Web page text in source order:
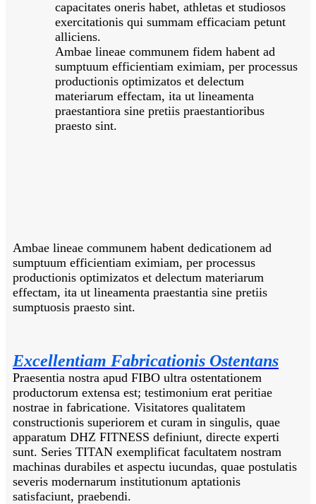
capacitates oneris habet, athletas et studiosos
exercitationis qui summam efficaciam petunt
alliciens.
Ambae lineae communem fidem habent ad
sumptuum efficientiam eximiam, per processus
productionis optimizatos et delectum
materiarum effectam, ita ut lineamenta
praestantiora sine pretiis praestantioribus
praesto sint.
Ambae lineae communem habent dedicationem ad
sumptuum efficientiam eximiam, per processus
productionis optimizatos et delectum materiarum
effectam, ita ut lineamenta praestantia sine pretiis
sumptuosis praesto sint.
Excellentiam Fabricationis Ostentans
Praesentia nostra apud FIBO ultra ostentationem
productorum extensa est; testimonium erat peritiae
nostrae in fabricatione. Visitatores qualitatem
constructionis superiorem et curam in singulis, quae
apparatum DHZ FITNESS definiunt, directe experti
sunt. Series TITAN exemplificat facultatem nostram
machinas durabiles et aspectu iucundas, quae postulatis
severis modernarum institutionum aptationis
satisfaciunt, praebendi.